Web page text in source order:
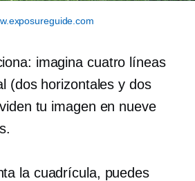
imagina cuatro líneas
(dos horizontales y dos
tu imagen en nueve
la cuadrícula, puedes